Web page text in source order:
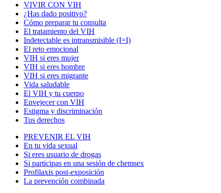
VIVIR CON VIH
¿Has dado positivo?
Cómo preparar tu consulta
El tratamiento del VIH
Indetectable es intransmisible (I=I)
El reto emocional
VIH si eres mujer
VIH si eres hombre
VIH si eres migrante
Vida saludable
El VIH y tu cuerpo
Envejecer con VIH
Estigma y discriminación
Tus derechos
PREVENIR EL VIH
En tu vida sexual
Si eres usuario de drogas
Si participas en una sesión de chemsex
Profilaxis post-exposición
La prevención combinada